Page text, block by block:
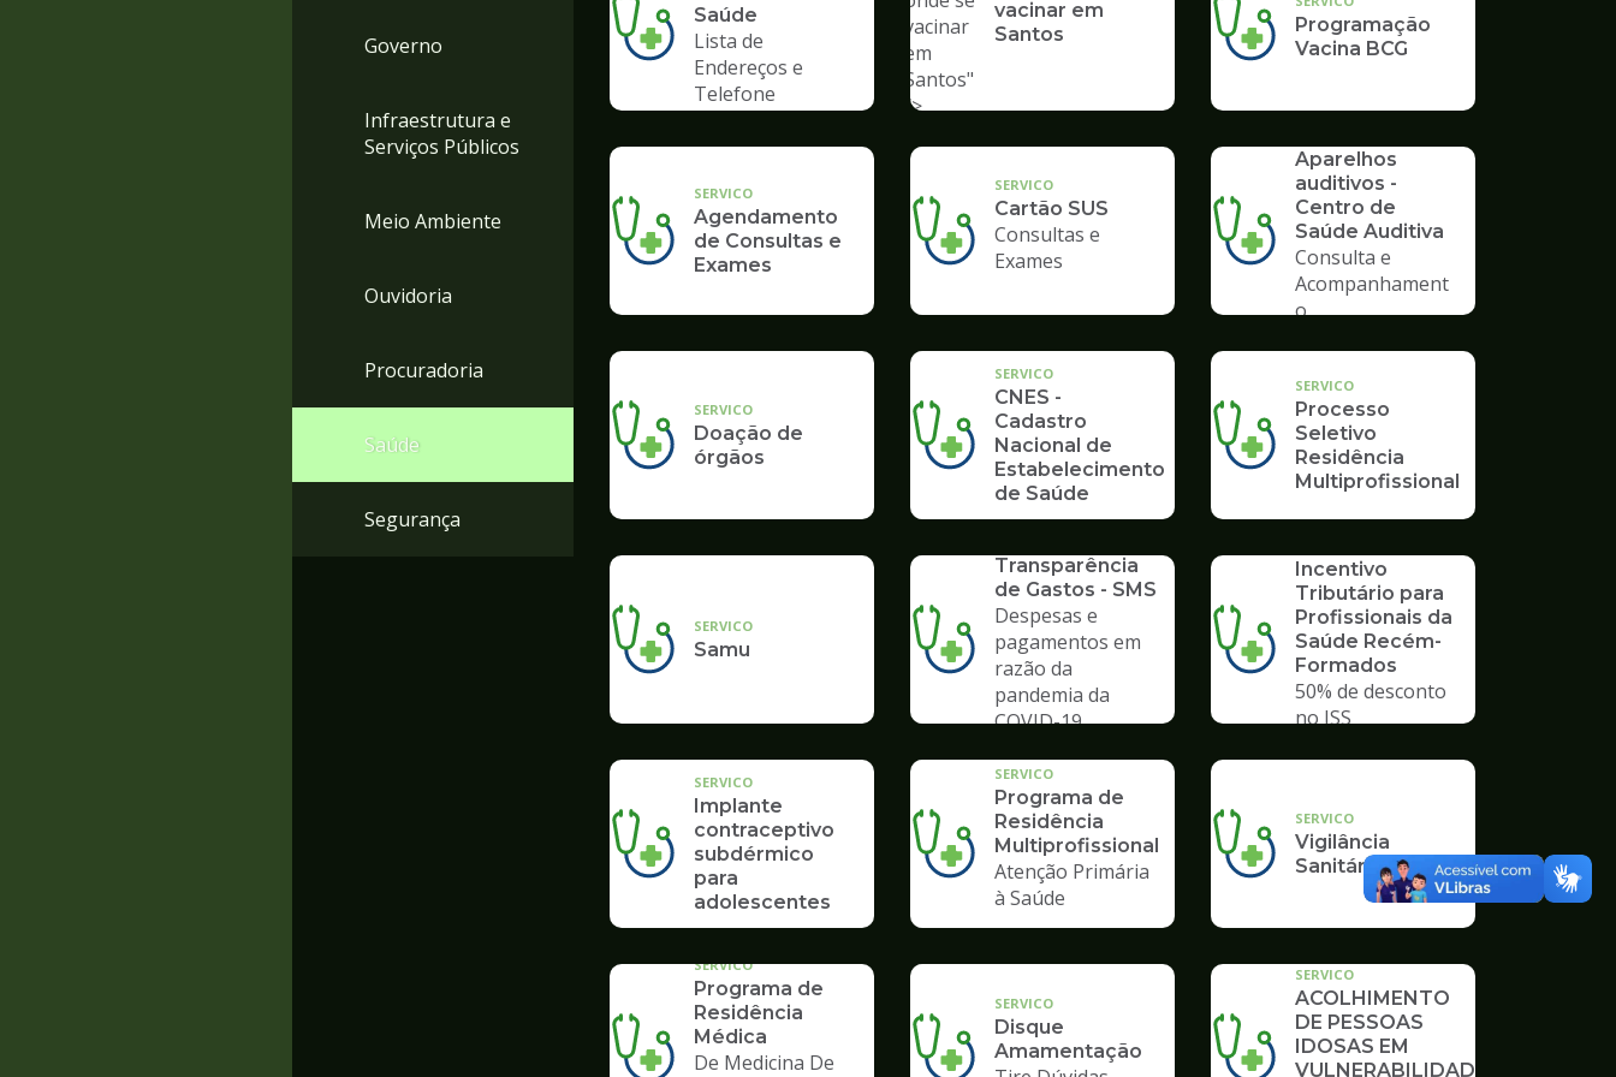
Governo
Infraestrutura e
Serviços Públicos
Meio Ambiente
Ouvidoria
Procuradoria
Saúde
Segurança
Saúde
Lista de
Endereços e
Telefone
vacinar
em
Santos"
/>
vacinar em
Santos
Programação
Vacina BCG
SERVICO
Agendamento
de Consultas e
Exames
SERVICO
Cartão SUS
Consultas e
Exames
Aparelhos
auditivos -
Centro de
Saúde Auditiva
Consulta e
Acompanhament
o
SERVICO
Doação de
órgãos
SERVICO
CNES -
Cadastro
Nacional de
Estabelecimento
de Saúde
SERVICO
Processo
Seletivo
Residência
Multiprofissional
SERVICO
Samu
Transparência
de Gastos - SMS
Despesas e
pagamentos em
razão da
pandemia da
COVID-19
Incentivo
Tributário para
Profissionais da
Saúde Recém-
Formados
50% de desconto
no ISS
SERVICO
Implante
contraceptivo
subdérmico
para
adolescentes
SERVICO
Programa de
Residência
Multiprofissional
Atenção Primária
à Saúde
SERVICO
Vigilância
Sanitária
SERVICO
Programa de
Residência
Médica
De Medicina De
SERVICO
Disque
Amamentação
SERVICO
ACOLHIMENTO
DE PESSOAS
IDOSAS EM
VULNERABILIDADE